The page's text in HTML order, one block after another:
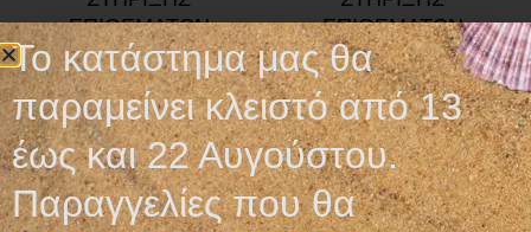
ΕΠΙΘΕΜΑΤΩΝ
4,90€ – 6,10€
Επιλογή
ΕΠΙΘΕΜΑΤΩΝ
OMNIFIX
3,80€ – 4,95€
Επιλογή
Το κατάστημα μας θα
παραμείνει κλειστό από 13
έως και 22 Αυγούστου.
Παραγγελίες που θα